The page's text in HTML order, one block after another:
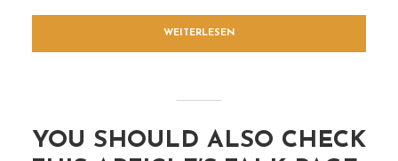
WEITERLESEN
YOU SHOULD ALSO CHECK